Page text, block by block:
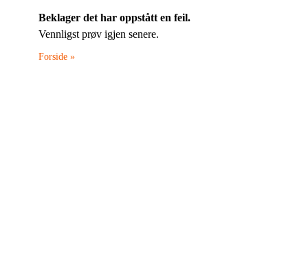
Beklager det har oppstått en feil.
Vennligst prøv igjen senere.
Forside »